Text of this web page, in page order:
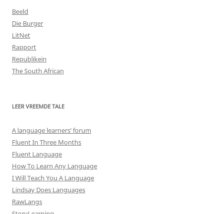
Beeld
Die Burger
LitNet
Rapport
Republikein
The South African
LEER VREEMDE TALE
A language learners’ forum
Fluent In Three Months
Fluent Language
How To Learn Any Language
I Will Teach You A Language
Lindsay Does Languages
RawLangs